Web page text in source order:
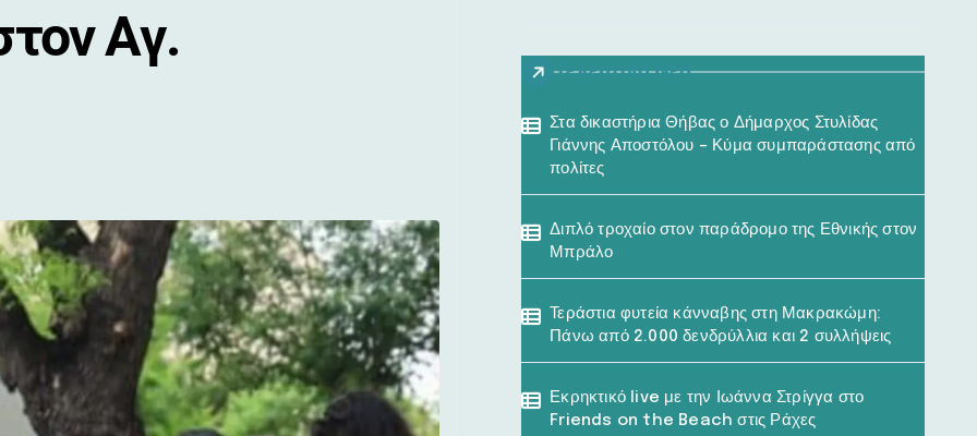
Αγ.
Τελευταία Νέα
Στα δικαστήρια Θήβας ο Δήμαρχος Στυλίδας
Γιάννης Αποστόλου – Κύμα συμπαράστασης από
πολίτες
Διπλό τροχαίο στον παράδρομο της Εθνικής στον
Μπράλο
Τεράστια φυτεία κάνναβης στη Μακρακώμη:
Πάνω από 2.000 δενδρύλλια και 2 συλλήψεις
Εκρηκτικό live με την Ιωάννα Στρίγγα στο
Friends on the Beach στις Ράχες